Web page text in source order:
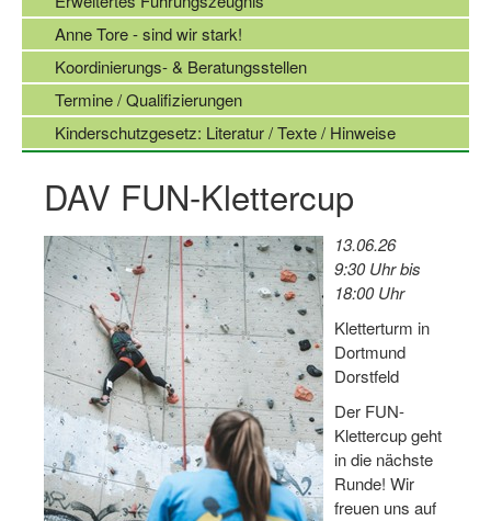
Kinderschutz im Sport
Fördermöglichkeiten
Vereinsberatung
Villa Froschloch
Log-in "Vereine"
Qualifizierung
SSB Qualifizierungen
Übersicht Qualifizierungswege
Qualifizierung im Vereinsmanagement
Fachtag Bildung braucht Bewegung
Anne Tore - sind wir stark!
Koordinierungs- & Beratungsstellen
Termine / Qualifizierungen
Kinderschutzgesetz: Literatur / Texte / Hinweise
DAV FUN-Klettercup
13.06.26
9:30 Uhr bis
18:00 Uhr
Kletterturm in
Dortmund
Dorstfeld
Der FUN-
Klettercup geht
in die nächste
Runde! Wir
freuen uns auf